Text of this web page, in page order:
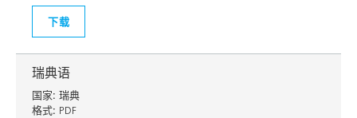
下载
瑞典语
国家: 瑞典
格式: PDF